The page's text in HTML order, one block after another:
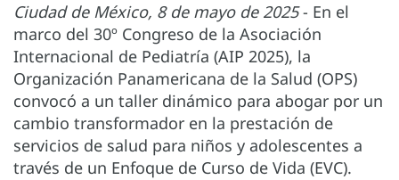
Ciudad de México, 8 de mayo de 2025- En el
marco del 30º Congreso de la Asociación
Internacional de Pediatría (AIP 2025), la
Organización Panamericana de la Salud (OPS)
convocó a un taller dinámico para abogar por un
cambio transformador en la prestación de
servicios de salud para niños y adolescentes a
través de un Enfoque de Curso de Vida (EVC).